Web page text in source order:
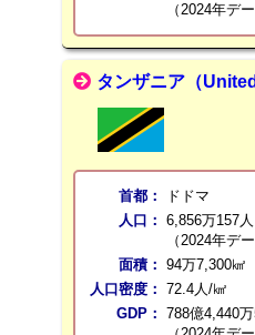
（2024年デ
タンザニア（
首都：
ドドマ
人口： 6,856万157人
（2024年デ
面積： 94万7,300㎢
人口密度： 72.4人/㎢
GDP： 788億4,440